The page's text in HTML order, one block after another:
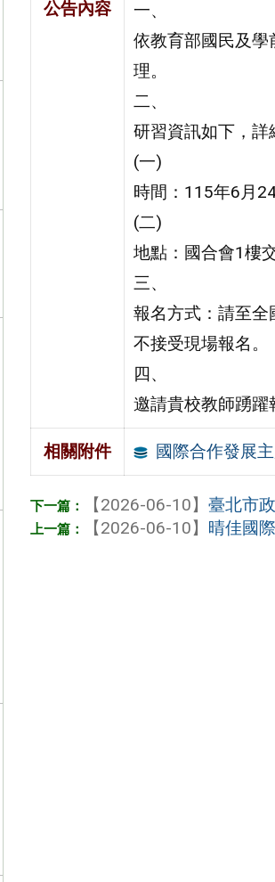
公告內容
一、
依教育部國民及
理。
二、
研習資訊如下，詳
(一)
時間：115年6月
(二)
地點：國合會1樓
三、
報名方式：請至
不接受現場報名。
四、
邀請貴校教師踴躍
相關附件 國際合作發展
【2026-06-10】臺北市
【2026-06-10】 晴佳國